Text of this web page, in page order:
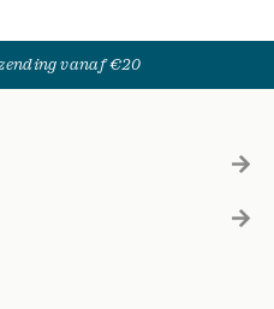
vanaf €20